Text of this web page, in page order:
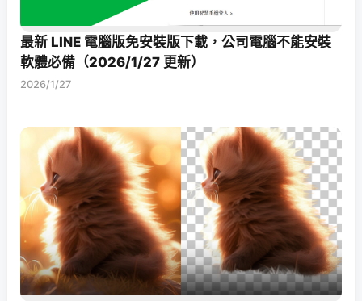
最新 LINE 電腦版免安裝版下載，公司電腦不能安裝
軟體必備（2026/1/27 更新）
2026/1/27